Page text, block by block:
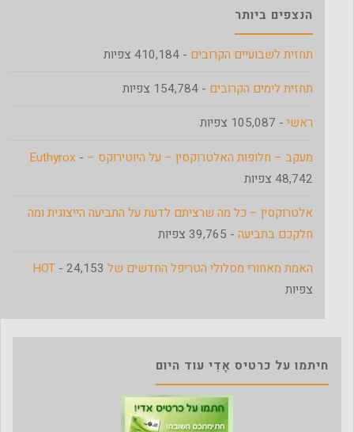
הנצפים ביותר
תחזית לשבועיים הקרובים - 410,184 צפיות
תחזית לימים הקרובים - 154,784 צפיות
ראשי - 105,087 צפיות
מעקב – חלופות האלטרוקסין – על היוטירוקס – Euthyrox -
48,742 צפיות
אלטרוקסין – כל מה שרציתם לדעת על התביעה הייצוגית ומה
חלקכם בתביעה - 39,765 צפיות
האמת מאחורי מסלולי הטריפל החדשים של HOT - 24,153
צפיות
חיתמו על כרטיס אָדִי עוד היום